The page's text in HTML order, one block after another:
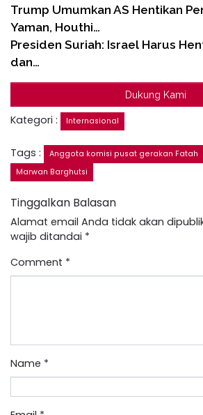
Trump Umumkan AS Hentikan
Yaman, Houthi…
Presiden Suriah: Israel Harus
dan…
Dukung Kami
Kategori : Internasional
Tags : Anggota komisi pusat gerakan Fatah
Marwan Barghutsi
Tinggalkan Balasan
Alamat email Anda tidak akan
wajib ditandai *
Comment *
Name *